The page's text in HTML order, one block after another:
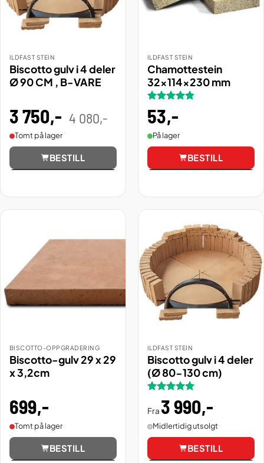
ILDFAST STEIN
Biscotto gulv i 4 deler
Ø 90 CM , B-VARE
3 750,- 4 080,- Opprinnelig
Nåværende
Tomt på lager
BESTILL
ILDFAST STEIN
Chamottestein
32x114x230 mm
Vurdert
4.75av 5
53,-
På lager
BESTILL
BISCOTTO-OPPGRADERING
Biscotto-gulv 29 x 29
x 3,2cm
699,-
Tomt på lager
BESTILL
ILDFAST STEIN
Biscotto gulv i 4 deler
(Ø 80-130 cm)
Vurdert5
av 5
Fra 3 990,-
Midlertidig utsolgt
BESTILL